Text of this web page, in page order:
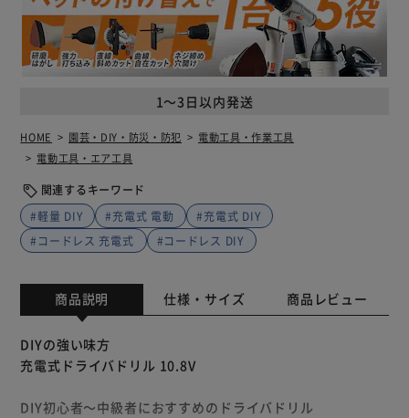
1～3日以内発送
HOME 園芸・DIY・防災・防犯
電動工具・作業工具
電動工具・エア工具
関連するキーワード
#軽量 DIY
#充電式 電動
#充電式 DIY
#コードレス 充電式
#コードレス DIY
商品説明 仕様・サイズ 商品レビュー
DIYの強い味方
充電式ドライバドリル 10.8V
DIY初心者～中級者におすすめのドライバドリル